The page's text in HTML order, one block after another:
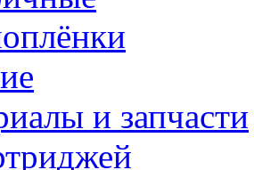
и запчасти